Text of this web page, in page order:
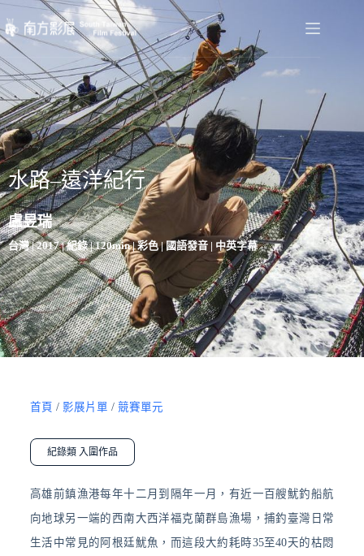
水路–遠洋紀行
盧昱瑞
台灣 | 2017 | 紀錄 | 120min | 彩色 | 國語發音 | 中英字幕
首頁 / 影展片單 / 競賽單元
紀錄類 入圍作品
高雄前鎮漁港每年十二月到隔年一月，有近一百艘魷釣船航
向地球另一端的西南大西洋福克蘭群島漁場，捕釣臺灣日常
生活中常見的阿根廷魷魚，而這段大約耗時35至40天的枯悶